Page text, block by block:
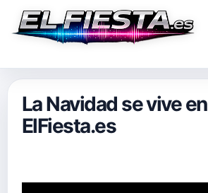
La Navidad se vive en
ElFiesta.es